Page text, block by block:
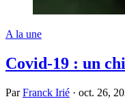
A la une
Covid-19 : un
ParFranck Irié · oct. 26,